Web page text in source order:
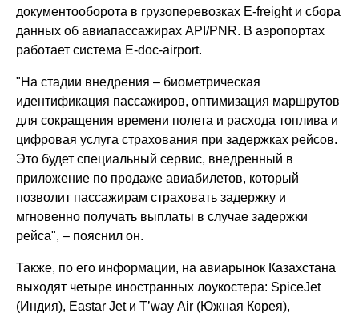
документооборота в грузоперевозках E-freight и сбора
данных об авиапассажирах API/PNR. В аэропортах
работает система E-doc-airport.
"На стадии внедрения – биометрическая
идентификация пассажиров, оптимизация маршрутов
для сокращения времени полета и расхода топлива и
цифровая услуга страхования при задержках рейсов.
Это будет специальный сервис, внедренный в
приложение по продаже авиабилетов, который
позволит пассажирам страховать задержку и
мгновенно получать выплаты в случае задержки
рейса", – пояснил он.
Также, по его информации, на авиарынок Казахстана
выходят четыре иностранных лоукостера: SpiceJet
(Индия), Eastar Jet и T’way Air (Южная Корея),